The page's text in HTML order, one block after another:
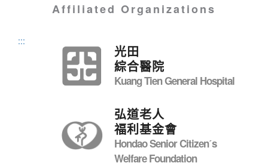
Affiliated Organizations
:::
光田
綜合醫院
Kuang Tien General Hospital
弘道老人
福利基金會
Hondao Senior Citizenˊs
Welfare Foundation